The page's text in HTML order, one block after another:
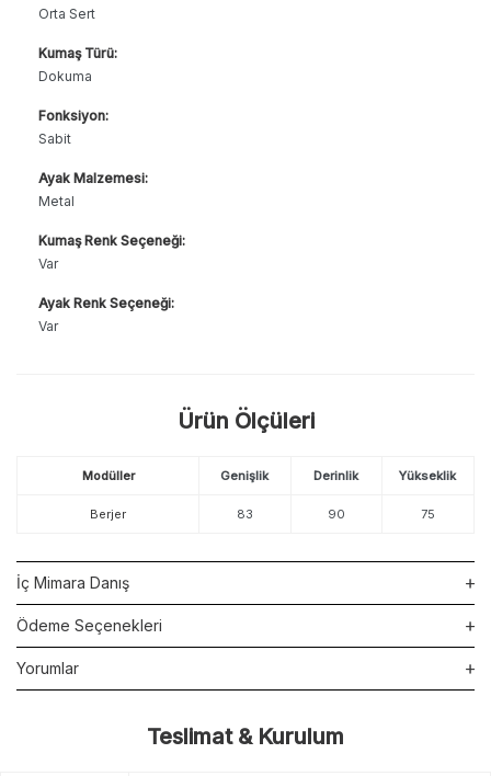
Orta Sert
Kumaş Türü:
Dokuma
Fonksiyon:
Sabit
Ayak Malzemesi:
Metal
Kumaş Renk Seçeneği:
Var
Ayak Renk Seçeneği:
Var
Ürün Ölçüleri
Modüller Genişlik Derinlik Yükseklik
Berjer 83 90 75
İç Mimara Danış
Ödeme Seçenekleri
Yorumlar
Teslimat & Kurulum